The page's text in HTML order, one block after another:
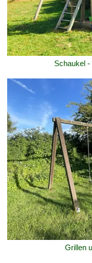
Schaukel
Grillen